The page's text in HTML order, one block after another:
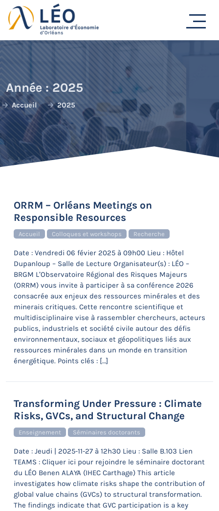
Passer
au
contenu
Année :2025
Accueil 2025
ORRM – Orléans Meetings on
Responsible Resources
Accueil Colloques et workshops Recherche
Date : Vendredi 06 févier 2025 à 09h00 Lieu : Hôtel
Dupanloup – Salle de Lecture Organisateur(s) : LÉO –
BRGM L’Observatoire Régional des Risques Majeurs
(ORRM) vous invite à participer à sa conférence 2026
consacrée aux enjeux des ressources minérales et des
minerais critiques. Cette rencontre scientifique et
multidisciplinaire vise à rassembler chercheurs, acteurs
publics, industriels et société civile autour des défis
environnementaux, sociaux et géopolitiques liés aux
ressources minérales dans un monde en transition
énergétique. Points clés : […]
Transforming Under Pressure : Climate
Risks, GVCs, and Structural Change
Enseignement Séminaires doctorants
Date : Jeudi | 2025-11-27 à 12h30 Lieu : Salle B.103 Lien
TEAMS : Cliquer ici pour rejoindre le séminaire doctorant
du LÉO Benen ALAYA (IHEC Carthage) This article
investigates how climate risks shape the contribution of
global value chains (GVCs) to structural transformation.
The findings indicate that GVC participation is a key